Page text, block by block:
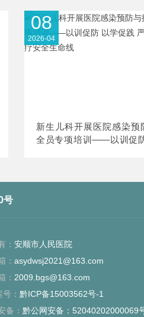
08
2026-04
新生儿科开展医院感染预
全员专项培训——以训促
号
： 安顺市人民医院
： asydwsj2021@163.com
： 2009.bgs@163.com
： 黔ICP备15003562号-1
备： 黔公网安备：52040202000069